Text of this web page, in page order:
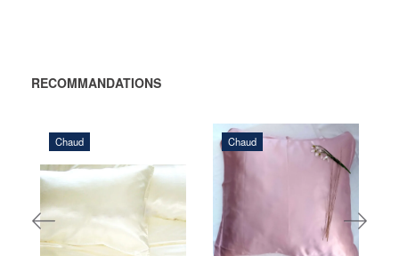
RECOMMANDATIONS
Chaud
324,00 DKK
Chaud